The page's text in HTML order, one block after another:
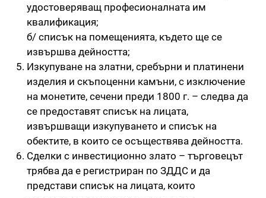
удостоверяващ професионалната им
квалификация;
б/ списък на помещенията, където ще се
извършва дейността;
Изкупуване на златни, сребърни и платинени
изделия и скъпоценни камъни, с изключение
на монетите, сечени преди 1800 г. – следва да
се предоставят списък на лицата,
извършващи изкупуването и списък на
обектите, в които се осъществява дейността.
Сделки с инвестиционно злато – търговецът
трябва да е регистриран по ЗДДС и да
представи списък на лицата, които